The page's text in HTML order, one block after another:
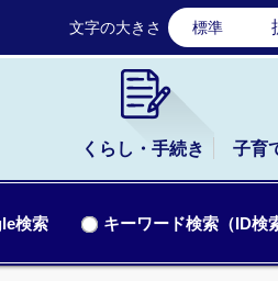
石岡市公
文字の大きさ 標準
くらし・手続き 子育
検索 キーワード検索（ID検